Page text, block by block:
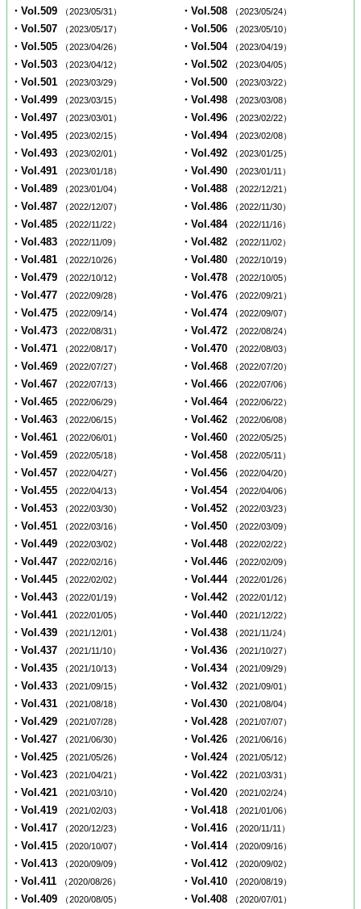
・Vol.509 （2023/05/31） ・Vol.508 （2023/05/24）
・Vol.507 （2023/05/17） ・Vol.506 （2023/05/10）
・Vol.505 （2023/04/26） ・Vol.504 （2023/04/19）
・Vol.503 （2023/04/12） ・Vol.502 （2023/04/05）
・Vol.501 （2023/03/29） ・Vol.500 （2023/03/22）
・Vol.499 （2023/03/15） ・Vol.498 （2023/03/08）
・Vol.497 （2023/03/01） ・Vol.496 （2023/02/22）
・Vol.495 （2023/02/15） ・Vol.494 （2023/02/08）
・Vol.493 （2023/02/01） ・Vol.492 （2023/01/25）
・Vol.491 （2023/01/18） ・Vol.490 （2023/01/11）
・Vol.489 （2023/01/04） ・Vol.488 （2022/12/21）
・Vol.487 （2022/12/07） ・Vol.486 （2022/11/30）
・Vol.485 （2022/11/22） ・Vol.484 （2022/11/16）
・Vol.483 （2022/11/09） ・Vol.482 （2022/11/02）
・Vol.481 （2022/10/26） ・Vol.480 （2022/10/19）
・Vol.479 （2022/10/12） ・Vol.478 （2022/10/05）
・Vol.477 （2022/09/28） ・Vol.476 （2022/09/21）
・Vol.475 （2022/09/14） ・Vol.474 （2022/09/07）
・Vol.473 （2022/08/31） ・Vol.472 （2022/08/24）
・Vol.471 （2022/08/17） ・Vol.470 （2022/08/03）
・Vol.469 （2022/07/27） ・Vol.468 （2022/07/20）
・Vol.467 （2022/07/13） ・Vol.466 （2022/07/06）
・Vol.465 （2022/06/29） ・Vol.464 （2022/06/22）
・Vol.463 （2022/06/15） ・Vol.462 （2022/06/08）
・Vol.461 （2022/06/01） ・Vol.460 （2022/05/25）
・Vol.459 （2022/05/18） ・Vol.458 （2022/05/11）
・Vol.457 （2022/04/27） ・Vol.456 （2022/04/20）
・Vol.455 （2022/04/13） ・Vol.454 （2022/04/06）
・Vol.453 （2022/03/30） ・Vol.452 （2022/03/23）
・Vol.451 （2022/03/16） ・Vol.450 （2022/03/09）
・Vol.449 （2022/03/02） ・Vol.448 （2022/02/22）
・Vol.447 （2022/02/16） ・Vol.446 （2022/02/09）
・Vol.445 （2022/02/02） ・Vol.444 （2022/01/26）
・Vol.443 （2022/01/19） ・Vol.442 （2022/01/12）
・Vol.441 （2022/01/05） ・Vol.440 （2021/12/22）
・Vol.439 （2021/12/01） ・Vol.438 （2021/11/24）
・Vol.437 （2021/11/10） ・Vol.436 （2021/10/27）
・Vol.435 （2021/10/13） ・Vol.434 （2021/09/29）
・Vol.433 （2021/09/15） ・Vol.432 （2021/09/01）
・Vol.431 （2021/08/18） ・Vol.430 （2021/08/04）
・Vol.429 （2021/07/28） ・Vol.428 （2021/07/07）
・Vol.427 （2021/06/30） ・Vol.426 （2021/06/16）
・Vol.425 （2021/05/26） ・Vol.424 （2021/05/12）
・Vol.423 （2021/04/21） ・Vol.422 （2021/03/31）
・Vol.421 （2021/03/10） ・Vol.420 （2021/02/24）
・Vol.419 （2021/02/03） ・Vol.418 （2021/01/06）
・Vol.417 （2020/12/23） ・Vol.416 （2020/11/11）
・Vol.415 （2020/10/07） ・Vol.414 （2020/09/16）
・Vol.413 （2020/09/09） ・Vol.412 （2020/09/02）
・Vol.411 （2020/08/26） ・Vol.410 （2020/08/19）
・Vol.409 （2020/08/05） ・Vol.408 （2020/07/01）